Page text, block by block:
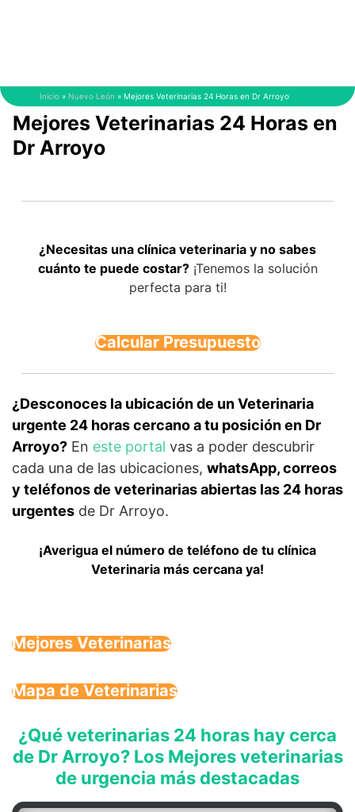
Inicio » Nuevo León » Mejores Veterinarias 24 Horas en Dr Arroyo
Mejores Veterinarias 24 Horas en
Dr Arroyo
¿Necesitas una clínica veterinaria y no sabes
cuánto te puede costar?¡Tenemos la solución
perfecta para ti!
Calcular Presupuesto
¿Desconoces la ubicación de un Veterinaria
urgente 24 horas cercano a tu posición en Dr
Arroyo? En este portal vas a poder descubrir
cada una de las ubicaciones, whatsApp, correos
y teléfonos de veterinarias abiertas las 24 horas
urgentes de Dr Arroyo.
¡Averigua el número de teléfono de tu clínica
Veterinaria más cercana ya!
Mejores Veterinarias
Mapa de Veterinarias
¿Qué veterinarias 24 horas hay cerca
de Dr Arroyo? Los Mejores veterinarias
de urgencia más destacadas